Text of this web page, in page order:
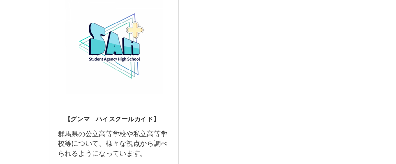
-------------------------------------------
【グンマ ハイスクールガイド】
群馬県の公立高等学校や私立高等学
校等について、様々な視点から調べ
られるようになっています。